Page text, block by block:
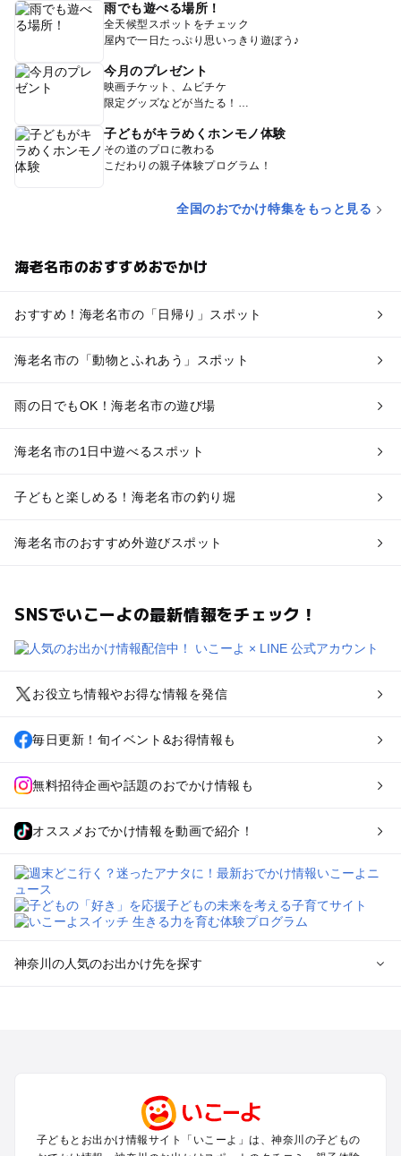
雨でも遊べる場所！
全天候型スポットをチェック
屋内で一日たっぷり思いっきり遊ぼう♪
今月のプレゼント
映画チケット、ムビチケ
限定グッズなどが当たる！
子どもがキラめくホンモノ体験
その道のプロに教わる
こだわりの親子体験プログラム！
全国のおでかけ特集をもっと見る
海老名市のおすすめおでかけ
おすすめ！海老名市の「日帰り」スポット
海老名市の「動物とふれあう」スポット
雨の日でもOK！海老名市の遊び場
海老名市の1日中遊べるスポット
子どもと楽しめる！海老名市の釣り堀
海老名市のおすすめ外遊びスポット
SNSでいこーよの最新情報をチェック！
お役立ち情報やお得な情報を発信
毎日更新！旬イベント&お得情報も
無料招待企画や話題のおでかけ情報も
オススメおでかけ情報を動画で紹介！
神奈川の人気のお出かけ先を探す
小田原・熱海・湯河原・真鶴のプールお出かけ
町田・相模原・愛川・上野原のプールお出かけ
新横浜・港北エリア・日吉・青葉台・鶴見のプールお出かけ
子どもとお出かけ情報サイト「いこーよ」は、神奈川の子どもの